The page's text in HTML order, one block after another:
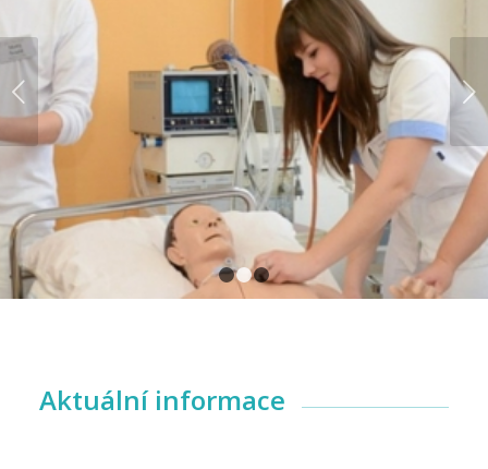
Next
1 3
Aktuální informace